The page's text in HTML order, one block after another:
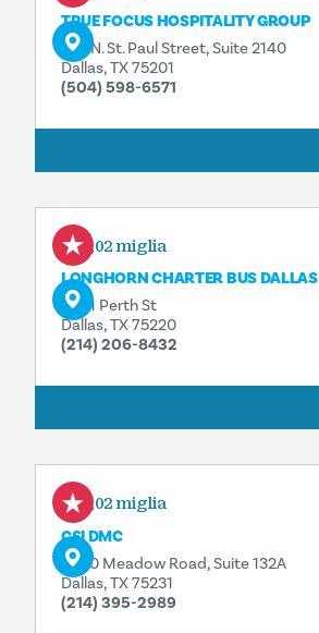
TRUE FOCUS HOSPITALITY GROUP
325 N. St. Paul Street, Suite 2140
Dallas, TX 75201
(504) 598-6571
0,02 miglia
LONGHORN CHARTER BUS DALLAS
2601 Perth St
Dallas, TX 75220
(214) 206-8432
0,02 miglia
CSI DMC
8340 Meadow Road, Suite 132A
Dallas, TX 75231
(214) 395-2989